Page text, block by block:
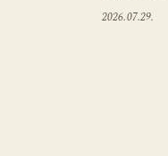
2026.07.29.